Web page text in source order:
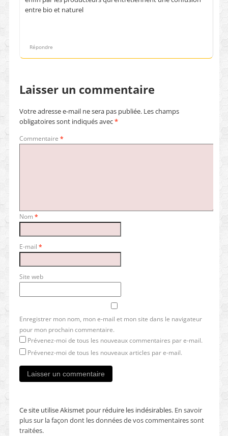
entre bio et naturel
Répondre
Laisser un commentaire
Votre adresse e-mail ne sera pas publiée. Les champs
obligatoires sont indiqués avec*
Commentaire *
Nom *
E-mail *
Site web
Enregistrer mon nom, mon e-mail et mon site dans le navigateur
pour mon prochain commentaire.
Prévenez-moi de tous les nouveaux commentaires par e-mail.
Prévenez-moi de tous les nouveaux articles par e-mail.
Ce site utilise Akismet pour réduire les indésirables. En savoir
plus sur la façon dont les données de vos commentaires sont
traitées.